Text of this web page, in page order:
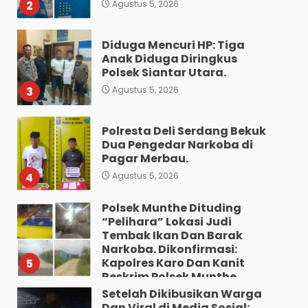
3
4
Polresta Deli Serdang Bekuk
Dua Pengedar Narkoba di
Pagar Merbau.
5
Polsek Munthe Dituding
“Pelihara” Lokasi Judi
Tembak Ikan Dan Barak
Narkoba. Dikonfirmasi:
Reskrim Polsek Munthe
Bungkam.
Agustus 5, 2026
6
Setelah Dikibusikan Warga
Dan Viral di Media Sosial:
Polsek Medan Tuntungan
Grebek Lokasi Judi Tembak
Ikan.
Agustus 5, 2026